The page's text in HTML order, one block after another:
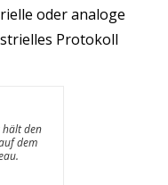
oder analoge
Protokoll
hält den
dem